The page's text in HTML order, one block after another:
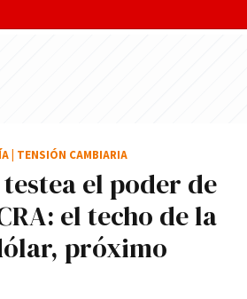
el poder de
el techo de la
próximo
TENSIÓN CAMBIARIA